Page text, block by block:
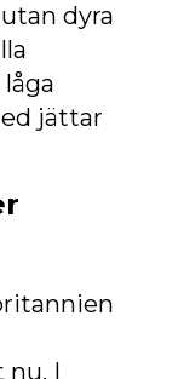
dyra
jättar
nu. I